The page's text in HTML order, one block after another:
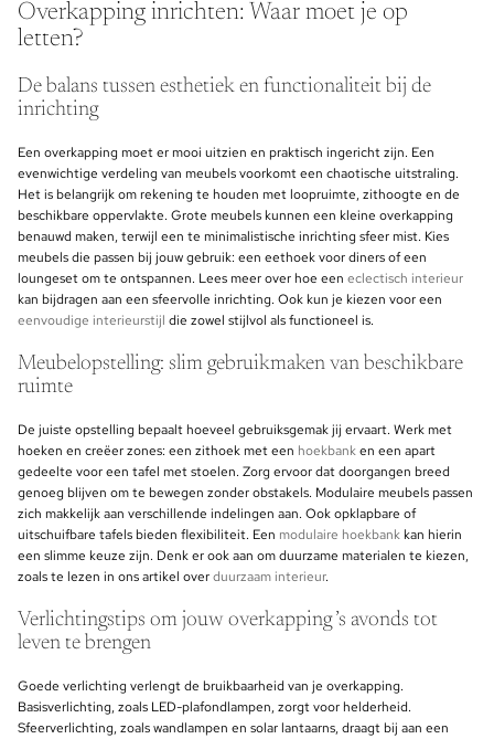
Overkapping inrichten: Waar moet je op
letten?
De balans tussen esthetiek en functionaliteit bij de
inrichting
Een overkapping moet er mooi uitzien en praktisch ingericht zijn. Een
evenwichtige verdeling van meubels voorkomt een chaotische uitstraling.
Het is belangrijk om rekening te houden met loopruimte, zithoogte en de
beschikbare oppervlakte. Grote meubels kunnen een kleine overkapping
benauwd maken, terwijl een te minimalistische inrichting sfeer mist. Kies
meubels die passen bij jouw gebruik: een eethoek voor diners of een
loungeset om te ontspannen. Lees meer over hoe een eclectisch interieur
kan bijdragen aan een sfeervolle inrichting. Ook kun je kiezen voor een
eenvoudige interieurstijl die zowel stijlvol als functioneel is.
Meubelopstelling: slim gebruikmaken van beschikbare
ruimte
De juiste opstelling bepaalt hoeveel gebruiksgemak jij ervaart. Werk met
hoeken en creëer zones: een zithoek met een hoekbanken een apart
gedeelte voor een tafel met stoelen. Zorg ervoor dat doorgangen breed
genoeg blijven om te bewegen zonder obstakels. Modulaire meubels passen
zich makkelijk aan verschillende indelingen aan. Ook opklapbare of
uitschuifbare tafels bieden flexibiliteit. Een modulaire hoekbankkan hierin
een slimme keuze zijn. Denk er ook aan om duurzame materialen te kiezen,
zoals te lezen in ons artikel overduurzaam interieur.
Verlichtingstips om jouw overkapping ’s avonds tot
leven te brengen
Goede verlichting verlengt de bruikbaarheid van je overkapping.
Basisverlichting, zoals LED-plafondlampen, zorgt voor helderheid.
Sfeerverlichting, zoals wandlampen en solar lantaarns, draagt bij aan een